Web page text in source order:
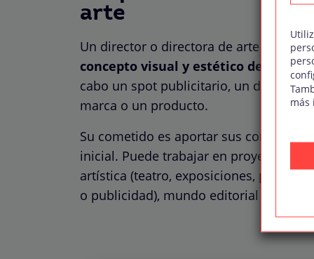
arte
Un director o directora de arte es el o
concepto visual y estético de
cabo un spot publicitario, un
marca o un producto.
Su cometido es aportar sus
inicial. Puede trabajar en proyectos
artística (teatro, exposiciones,
o publicidad), mundo editorial o
más